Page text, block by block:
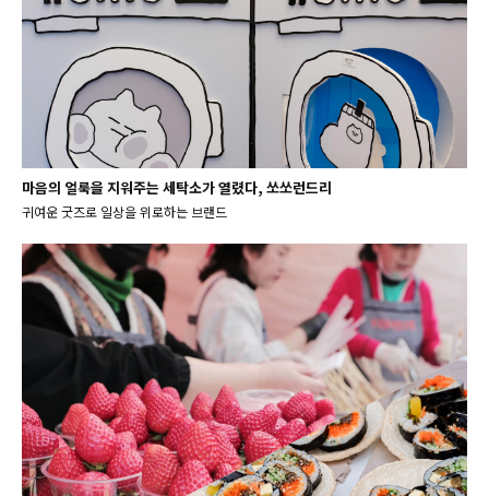
마음의 얼룩을 지워주는 세탁소가 열렸다, 쏘쏘런드리
귀여운 굿즈로 일상을 위로하는 브랜드